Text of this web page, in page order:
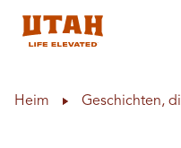
Heim Geschichten,